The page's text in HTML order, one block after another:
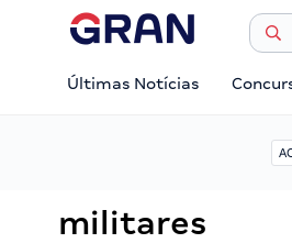
Últimas Notícias
militares